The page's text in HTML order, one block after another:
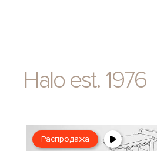
Halo est. 1976
Распродажа